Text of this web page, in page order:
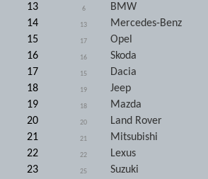
13
6 BMW
14
13 Mercedes-Benz
15
17 Opel
16
16 Skoda
17
15 Dacia
18
19 Jeep
19
18 Mazda
20
20 Land Rover
21
21 Mitsubishi
22
22 Lexus
23
25 Suzuki